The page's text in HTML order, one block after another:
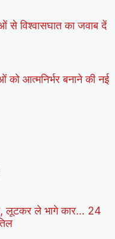
से विश्वासघात का जवाब दें
को आत्मनिर्भर बनाने की नई
लूटकर ले भागे कार… 24